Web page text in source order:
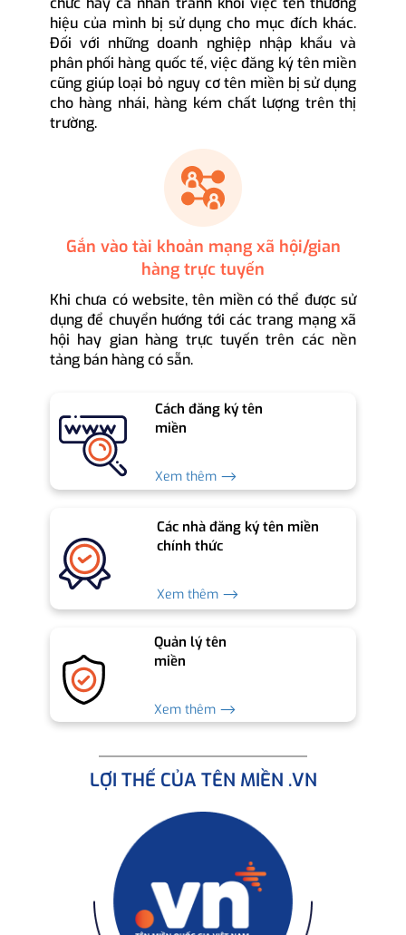
hiệu của mình bị sử dụng cho mục đích khác.
Đối với những doanh nghiệp nhập khẩu và
phân phối hàng quốc tế, việc đăng ký tên miền
cũng giúp loại bỏ nguy cơ tên miền bị sử dụng
cho hàng nhái, hàng kém chất lượng trên thị
trường.
Gắn vào tài khoản mạng xã hội/gian
hàng trực tuyến
Khi chưa có website, tên miền có thể được sử
dụng để chuyển hướng tới các trang mạng xã
hội hay gian hàng trực tuyến trên các nền
tảng bán hàng có sẵn.
Cách đăng ký tên
miền
Xem thêm ⟶
Các nhà đăng ký tên miền
chính thức
Xem thêm ⟶
Quản lý tên
miền
Xem thêm ⟶
LỢI THẾ CỦA TÊN MIỀN .VN